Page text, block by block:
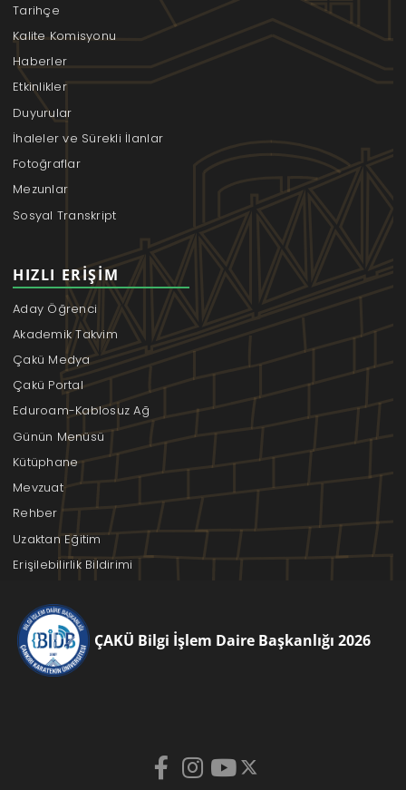
Tarihçe
Kalite Komisyonu
Haberler
Etkinlikler
Duyurular
İhaleler ve Sürekli İlanlar
Fotoğraflar
Mezunlar
Sosyal Transkript
HIZLI ERIŞIM
Aday Öğrenci
Akademik Takvim
Çakü Medya
Çakü Portal
Eduroam-Kablosuz Ağ
Günün Menüsü
Kütüphane
Mevzuat
Rehber
Uzaktan Eğitim
Erişilebilirlik Bildirimi
ÇAKÜ Bilgi İşlem Daire Başkanlığı 2026